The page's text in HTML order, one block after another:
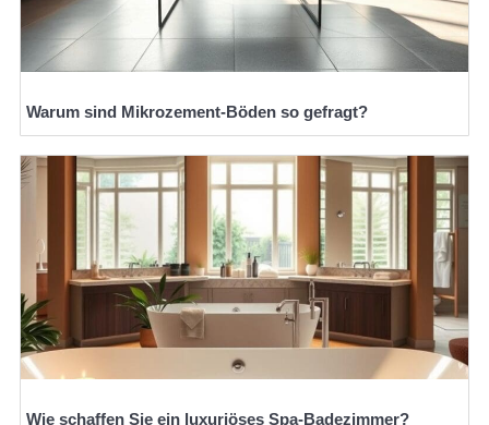
Warum sind Mikrozement-Böden so gefragt?
Wie schaffen Sie ein luxuriöses Spa-Badezimmer?